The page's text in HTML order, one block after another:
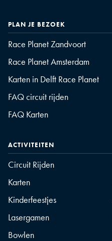
PLAN JE BEZOEK
Race Planet Zandvoort
Race Planet Amsterdam
Karten in Delft Race Planet
FAQ circuit rijden
FAQ Karten
ACTIVITEITEN
Circuit Rijden
Karten
Kinderfeestjes
Lasergamen
Bowlen